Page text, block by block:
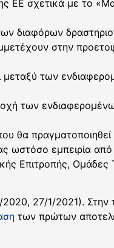
ΕΕ σχετικά με το
διαφόρων
στην
μεταξύ των
των
θα πραγματοποιηθεί
εμπειρία από
Επιτροπής, Ομάδες
27/1/2021). Στην
των πρώτων